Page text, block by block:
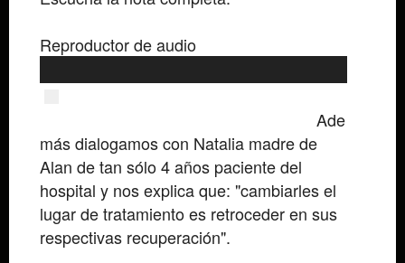
Reproductor de audio
Ade
más dialogamos con Natalia madre de
Alan de tan sólo 4 años paciente del
hospital y nos explica que: "cambiarles el
lugar de tratamiento es retroceder en sus
respectivas recuperación".